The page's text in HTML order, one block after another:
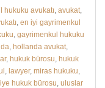
hukuku avukatı avukat
en iyi gayrimenkul
gayrimenkul hukuku
hollanda avukat
, hukuk bürosu hukuk
lawyer, miras hukuku
hukuk bürosu uluslar